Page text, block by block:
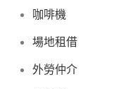
咖啡機
場地租借
外勞仲介